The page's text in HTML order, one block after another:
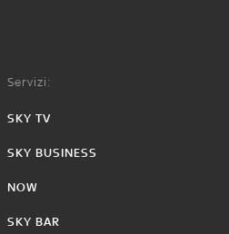
Servizi:
SKY TV
SKY BUSINESS
NOW
SKY BAR